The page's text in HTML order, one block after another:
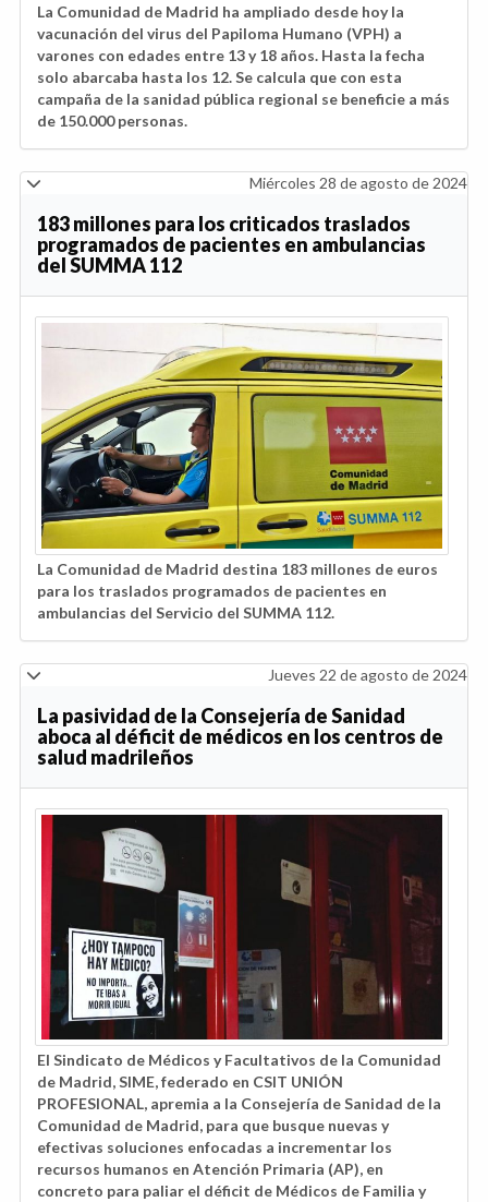
La Comunidad de Madrid ha ampliado desde hoy la
vacunación del virus del Papiloma Humano (VPH) a
varones con edades entre 13 y 18 años. Hasta la fecha
solo abarcaba hasta los 12. Se calcula que con esta
campaña de la sanidad pública regional se beneficie a más
de 150.000 personas.
Miércoles 28 de agosto de 2024
183 millones para los criticados traslados
programados de pacientes en ambulancias
del SUMMA 112
La Comunidad de Madrid destina 183 millones de euros
para los traslados programados de pacientes en
ambulancias del Servicio del SUMMA 112.
Jueves 22 de agosto de 2024
La pasividad de la Consejería de Sanidad
aboca al déficit de médicos en los centros de
salud madrileños
El Sindicato de Médicos y Facultativos de la Comunidad
de Madrid, SIME, federado en CSIT UNIÓN
PROFESIONAL, apremia a la Consejería de Sanidad de la
Comunidad de Madrid, para que busque nuevas y
efectivas soluciones enfocadas a incrementar los
recursos humanos en Atención Primaria (AP), en
concreto para paliar el déficit de Médicos de Familia y